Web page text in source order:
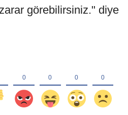
görebilirsiniz." diye